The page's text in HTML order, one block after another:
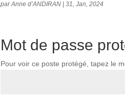
parAnne d’ANDIRAN |31, Jan, 2024
Mot de passe
Pour voir ce poste protégé, tapez le